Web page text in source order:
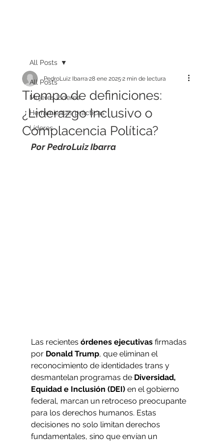
All Posts
Mujeres Líderes
Herramientas prácticas
Líderes
All Posts
Tiempo de definiciones:
¿Liderazgo Inclusivo o
Complacencia Política?
PedroLuiz Ibarra28 ene 20252 min de lectura
Por PedroLuiz Ibarra
Las recientes órdenes ejecutivas firmadas
por Donald Trump, que eliminan el
reconocimiento de identidades trans y
desmantelan programas de Diversidad,
Equidad e Inclusión (DEI) en el gobierno
federal, marcan un retroceso preocupante
para los derechos humanos. Estas
decisiones no solo limitan derechos
fundamentales, sino que envían un